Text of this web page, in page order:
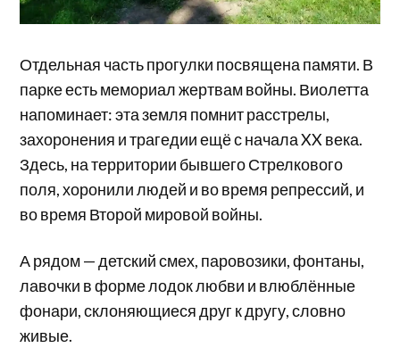
Отдельная часть прогулки посвящена памяти. В
парке есть мемориал жертвам войны. Виолетта
напоминает: эта земля помнит расстрелы,
захоронения и трагедии ещё с начала XX века.
Здесь, на территории бывшего Стрелкового
поля, хоронили людей и во время репрессий, и
во время Второй мировой войны.
А рядом — детский смех, паровозики, фонтаны,
лавочки в форме лодок любви и влюблённые
фонари, склоняющиеся друг к другу, словно
живые.